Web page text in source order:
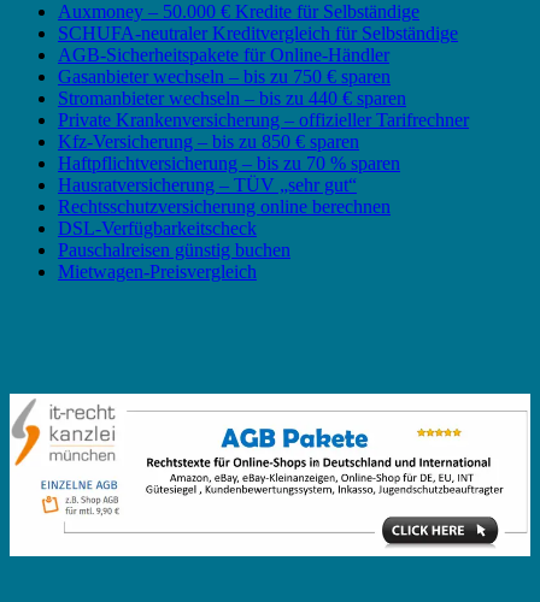
Auxmoney – 50.000 € Kredite für Selbständige
SCHUFA-neutraler Kreditvergleich für Selbständige
AGB-Sicherheitspakete für Online-Händler
Gasanbieter wechseln – bis zu 750 € sparen
Stromanbieter wechseln – bis zu 440 € sparen
Private Krankenversicherung – offizieller Tarifrechner
Kfz-Versicherung – bis zu 850 € sparen
Haftpflichtversicherung – bis zu 70 % sparen
Hausratversicherung – TÜV „sehr gut“
Rechtsschutzversicherung online berechnen
DSL-Verfügbarkeitscheck
Pauschalreisen günstig buchen
Mietwagen-Preisvergleich